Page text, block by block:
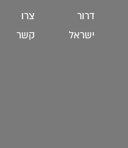
דרור
ישראל
צרו
קשר